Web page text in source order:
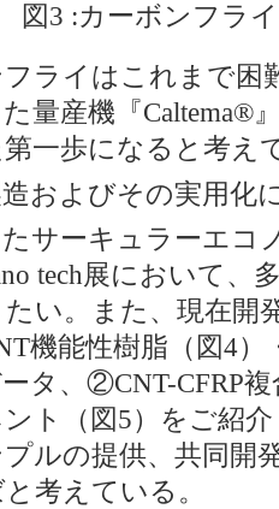
図3 :カーボンフラ
ライはこれまで困
量産機『Caltema®
一歩になると考え
およびその実用化
サーキュラーエコ
tech展において、
い。また、現在開
機能性樹脂（図4
タ、②CNT-CFRP
ト（図5）をご紹
ルの提供、共同開
考えている。